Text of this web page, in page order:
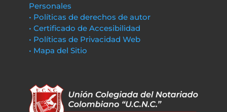
Personales
• Políticas de derechos de autor
• Certificado de Accesibilidad
• Políticas de Privacidad Web
• Mapa del Sitio